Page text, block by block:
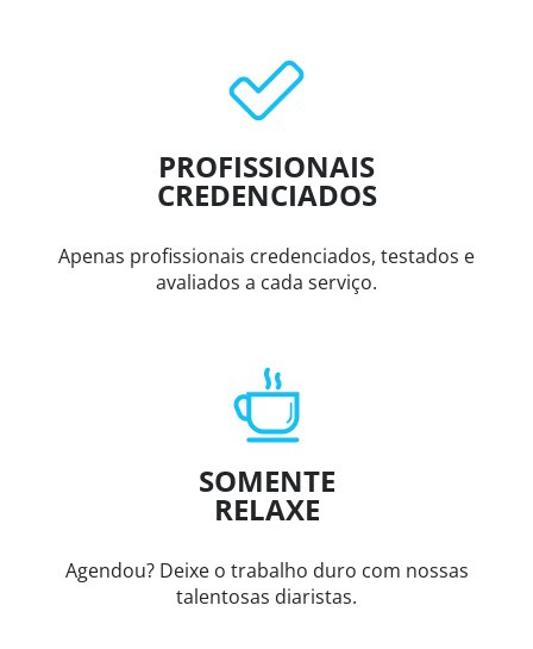
PROFISSIONAIS
CREDENCIADOS
Apenas profissionais credenciados, testados e
avaliados a cada serviço.
SOMENTE
RELAXE
Agendou? Deixe o trabalho duro com nossas
talentosas diaristas.